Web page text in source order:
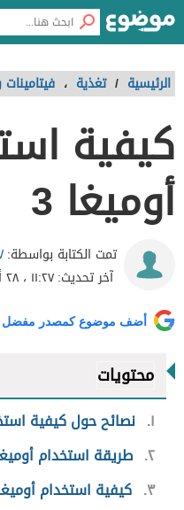
الرئيسية / تغذية ،
كيفية
أوميغا 3
تمت الكتابة بواسطة:
آخر تحديث:١١:٢٧ ، ٢٨ أكتوبر ٢٠٢١
أضف موضوع كمصدر
محتويات
١ نصائح حول كيفية
٢ طريقة استخدام أوميغا 3
٣ كيفية استخدام أوميغا 3